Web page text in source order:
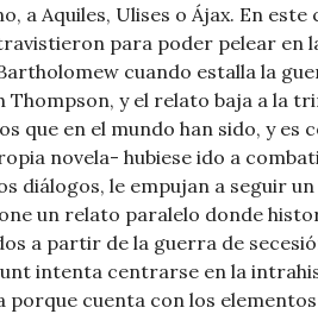
a Aquiles, Ulises o Ájax. En
para poder pelear
cuando estalla la
Thompson, y el relato baja a la
en el mundo han sido, y es
novela- hubiese ido a
diálogos, le empujan a seguir
un relato paralelo donde
a partir de la guerra de
intenta centrarse en la
cuenta con los